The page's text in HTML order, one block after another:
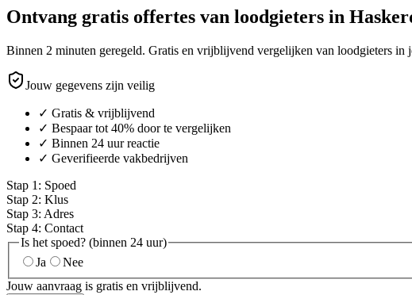
Ontvang gratis offertes van loodgieters in
Binnen 2 minuten geregeld. Gratis en vrijblijvend vergelijken van loodgieters in
Jouw gegevens zijn veilig
✓ Gratis & vrijblijvend
✓ Bespaar tot 40% door te vergelijken
✓ Binnen 24 uur reactie
✓ Geverifieerde vakbedrijven
Stap 1 : Spoed
Stap 2: Klus
Stap 3: Adres
Stap 4: Contact
Is het spoed? (binnen 24 uur)
Ja
Nee
Jouw aanvraag is gratis en vrijblijvend.